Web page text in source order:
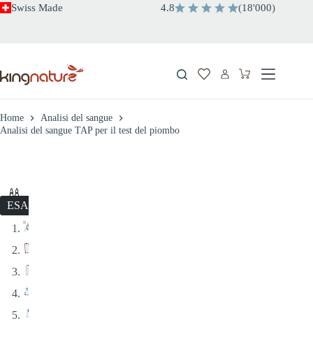
SaltaSwiss Made 4.8 (18'000)
Carrello
Home
Analisi del sangue
Analisi del sangue TAP per il test del piombo
ESAURITO